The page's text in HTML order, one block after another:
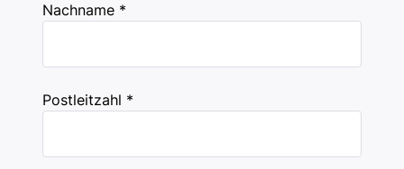
Nachname *
Postleitzahl *